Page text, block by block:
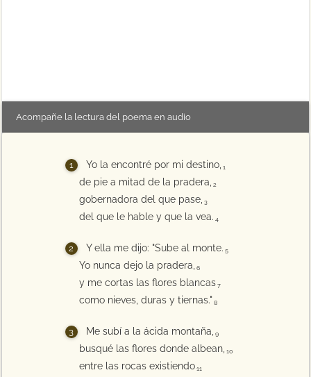
Acompañe la lectura del poema en audio
Yo la encontré por mi destino, 1
de pie a mitad de la pradera, 2
gobernadora del que pase, 3
del que le hable y que la vea. 4
Y ella me dijo: "Sube al monte. 5
Yo nunca dejo la pradera, 6
y me cortas las flores blancas 7
como nieves, duras y tiernas." 8
Me subí a la ácida montaña, 9
busqué las flores donde albean, 10
entre las rocas existiendo 11